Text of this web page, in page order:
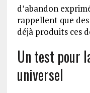
d’abandon
rappellent que
déjà produits ces
Un test pour
universel